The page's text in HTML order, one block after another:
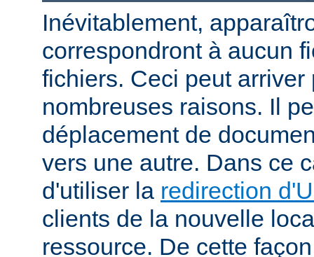
Inévitablement,
correspondront à aucun
fichiers. Ceci peut arriver
nombreuses raisons. Il
déplacement de
vers une autre. Dans ce
d'utiliser la redirection
clients de la nouvelle
ressource. De cette